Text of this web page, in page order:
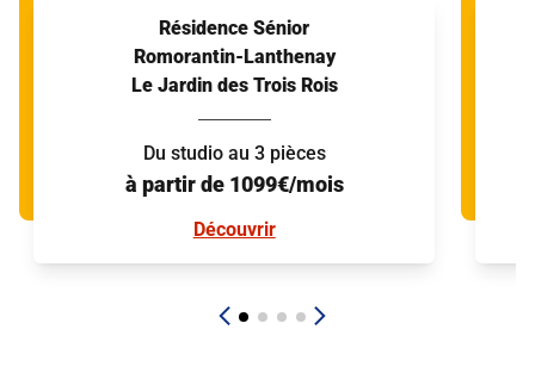
Résidence Sénior
Romorantin-Lanthenay
Le Jardin des Trois Rois
Du studio au 3 pièces
à partir de 1099€/mois
Découvrir